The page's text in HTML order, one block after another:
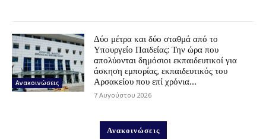
Ανακοινώσεις
Δύο μέτρα και δύο σταθμά από το
Υπουργείο Παιδείας: Την ώρα που
απολύονται δημόσιοι εκπαιδευτικοί για
άσκηση εμπορίας, εκπαιδευτικός του
Αρσακείου που επί χρόνια...
7 Αυγούστου 2026
Ανακοινώσεις